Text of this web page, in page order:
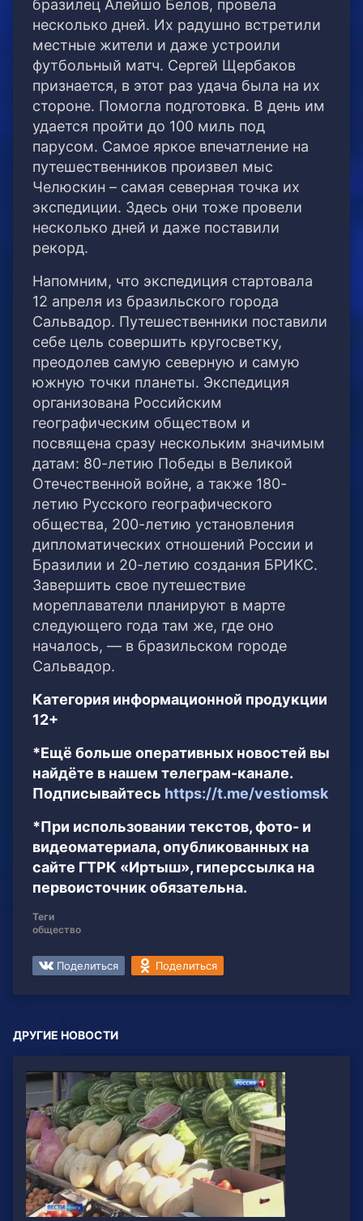
бразилец Алейшо Белов, провела
несколько дней. Их радушно встретили
местные жители и даже устроили
футбольный матч. Сергей Щербаков
признается, в этот раз удача была на их
стороне. Помогла подготовка. В день им
удается пройти до 100 миль под
парусом. Самое яркое впечатление на
путешественников произвел мыс
Челюскин – самая северная точка их
экспедиции. Здесь они тоже провели
несколько дней и даже поставили
рекорд.
Напомним, что экспедиция стартовала
12 апреля из бразильского города
Сальвадор. Путешественники поставили
себе цель совершить кругосветку,
преодолев самую северную и самую
южную точки планеты. Экспедиция
организована Российским
географическим обществом и
посвящена сразу нескольким значимым
датам: 80-летию Победы в Великой
Отечественной войне, а также 180-
летию Русского географического
общества, 200-летию установления
дипломатических отношений России и
Бразилии и 20-летию создания БРИКС.
Завершить свое путешествие
мореплаватели планируют в марте
следующего года там же, где оно
началось, — в бразильском городе
Сальвадор.
Категория информационной продукции
12+
*Ещё больше оперативных новостей вы
найдёте в нашем телеграм-канале.
Подписывайтесь https://t.me/vestiomsk
*При использовании текстов, фото- и
видеоматериала, опубликованных на
сайте ГТРК «Иртыш», гиперссылка на
первоисточник обязательна.
Теги
общество
Поделиться Поделиться
ДРУГИЕ НОВОСТИ